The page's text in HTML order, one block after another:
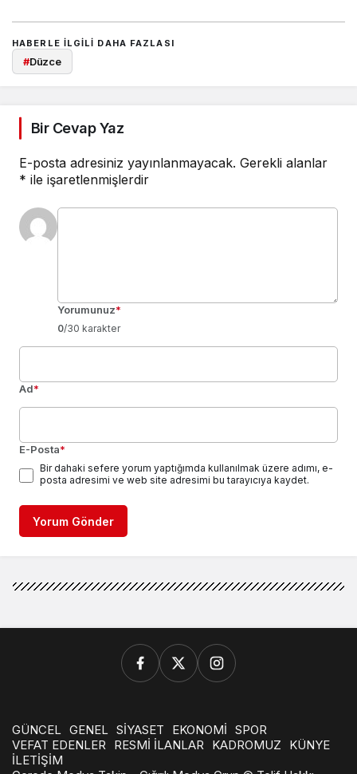
HABERLE ILGILI DAHA FAZLASI
#Düzce
Bir Cevap Yaz
E-posta adresiniz yayınlanmayacak. Gerekli alanlar
* ile işaretlenmişlerdir
Yorumunuz*
0/30 karakter
Ad*
E-Posta*
Bir dahaki sefere yorum yaptığımda kullanılmak üzere adımı, e-
posta adresimi ve web site adresimi bu tarayıcıya kaydet.
Yorum Gönder
GÜNCEL GENEL SİYASET EKONOMİ SPOR
VEFAT EDENLER RESMİ İLANLAR KADROMUZ
KÜNYE
İLETİŞİM